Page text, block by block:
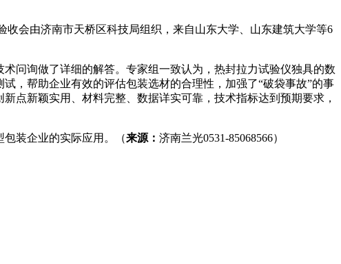
会由济南市天桥区科技局组织，来自山东大学、山东建筑大学等6
询做了详细的解答。专家组一致认为，热封拉力试验仪独具的数
，帮助企业有效的评估包装选材的合理性，加强了“破袋事故”的事
点新颖实用、材料完整、数据详实可靠，技术指标达到预期要求，
装企业的实际应用。（来源： 济南兰光0531-85068566）